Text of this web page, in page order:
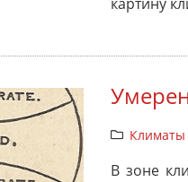
Климаты
В зоне